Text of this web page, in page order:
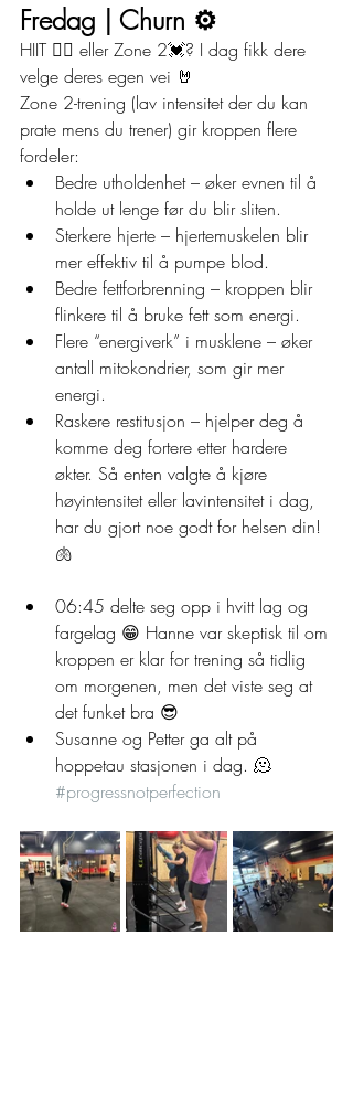
Fredag | Churn ⚙️
HIIT ❤️‍🔥 eller Zone 2💓? I dag fikk dere
velge deres egen vei 🤘
Zone 2-trening (lav intensitet der du kan
prate mens du trener) gir kroppen flere
fordeler:
Bedre utholdenhet – øker evnen til å
holde ut lenge før du blir sliten.
Sterkere hjerte – hjertemuskelen blir
mer effektiv til å pumpe blod.
Bedre fettforbrenning – kroppen blir
flinkere til å bruke fett som energi.
Flere “energiverk” i musklene – øker
antall mitokondrier, som gir mer
energi.
Raskere restitusjon – hjelper deg å
komme deg fortere etter hardere
økter. Så enten valgte å kjøre
høyintensitet eller lavintensitet i dag,
har du gjort noe godt for helsen din!
🫁
06:45 delte seg opp i hvitt lag og
fargelag 😁 Hanne var skeptisk til om
kroppen er klar for trening så tidlig
om morgenen, men det viste seg at
det funket bra 😎
Susanne og Petter ga alt på
hoppetau stasjonen i dag. 🫠
#progressnotperfection